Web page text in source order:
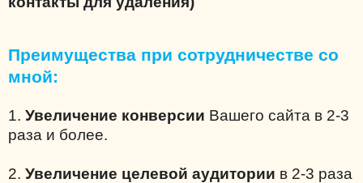
Преимущества при сотрудничестве со
мной:
1. Увеличение конверсии Вашего сайта в 2-3
раза и более.
2. Увеличение целевой аудитории в 2-3 раза